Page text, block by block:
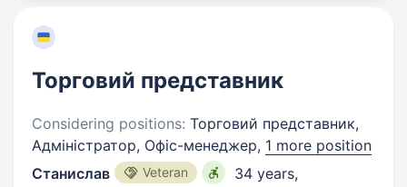
Торговий представник
Considering positions: Торговий представник,
Адміністратор, Офіс-менеджер, 1 more position
Станислав
Veteran 34 years,